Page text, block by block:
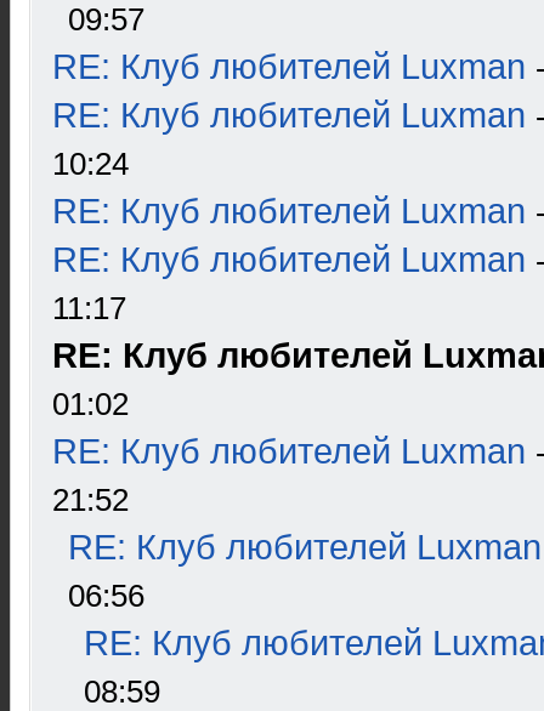
09:57
RE: Клуб любителей Luxman
RE: Клуб любителей Luxman
10:24
RE: Клуб любителей Luxman
RE: Клуб любителей Luxman
11:17
RE: Клуб любителей
01:02
RE: Клуб любителей Luxman
21:52
RE: Клуб любителей Luxman
06:56
RE: Клуб любителей
08:59